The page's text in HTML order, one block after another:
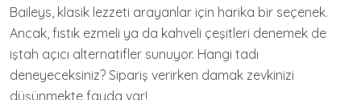
Baileys, klasik lezzeti arayanlar için harika bir seçenek.
Ancak, fıstık ezmeli ya da kahveli çeşitleri denemek de
iştah açıcı alternatifler sunuyor. Hangi tadı
deneyeceksiniz? Sipariş verirken damak zevkinizi
düşünmekte fayda var!